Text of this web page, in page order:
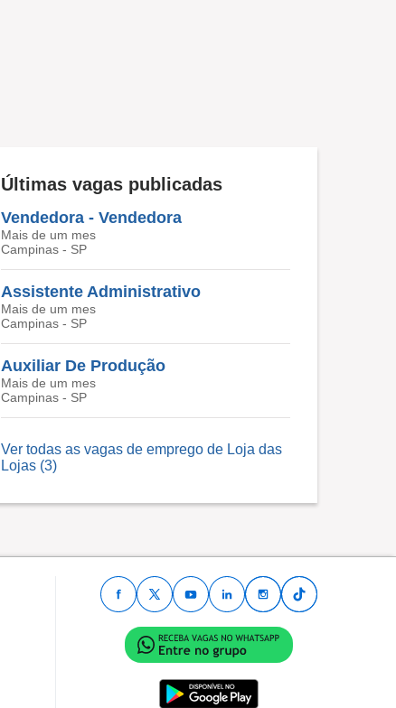
Últimas vagas publicadas
Vendedora - Vendedora
Mais de um mes
Campinas - SP
Assistente Administrativo
Mais de um mes
Campinas - SP
Auxiliar De Produção
Mais de um mes
Campinas - SP
Ver todas as vagas de emprego de Loja das
Lojas (3)